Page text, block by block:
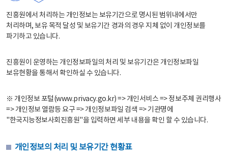
진흥원에서 처리하는 개인정보는 보유기간으로 명시된 범위내에서만
처리하며, 보유 목적 달성 및 보유기간 경과의 경우 지체 없이 개인정보를
파기하고 있습니다.
진흥원이 운영하는 개인정보파일의 처리 및 보유기간은 개인정보파일
보유현황을 통해서 확인하실 수 있습니다.
※ 개인정보 포털(www.privacy.go.kr) => 개인서비스 => 정보주체 권리행사
=> 개인정보 열람등 요구 => 개인정보파일 검색 => 기관명에
"한국지능정보사회진흥원"을 입력하면 세부 내용을 확인 할 수 있습니다.
개인정보의 처리 및 보유기간 현황표